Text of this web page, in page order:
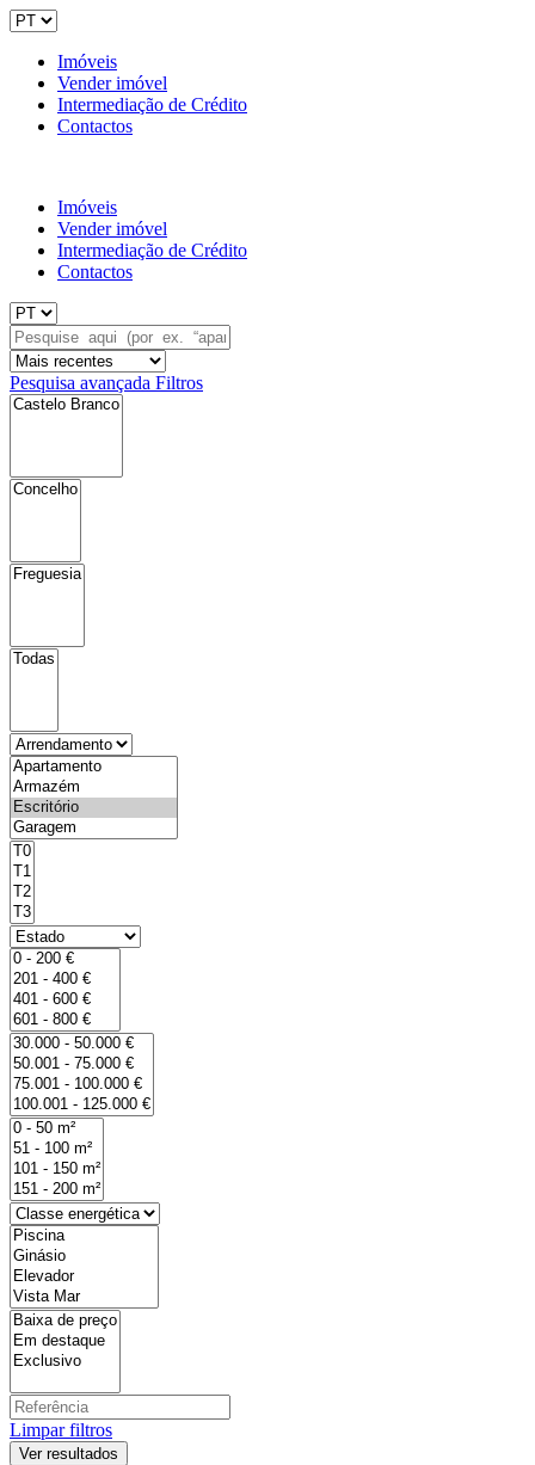
Imóveis
Vender imóvel
Intermediação de Crédito
Contactos
Imóveis
Vender imóvel
Intermediação de Crédito
Contactos
Pesquisa avançada Filtros
Limpar filtros